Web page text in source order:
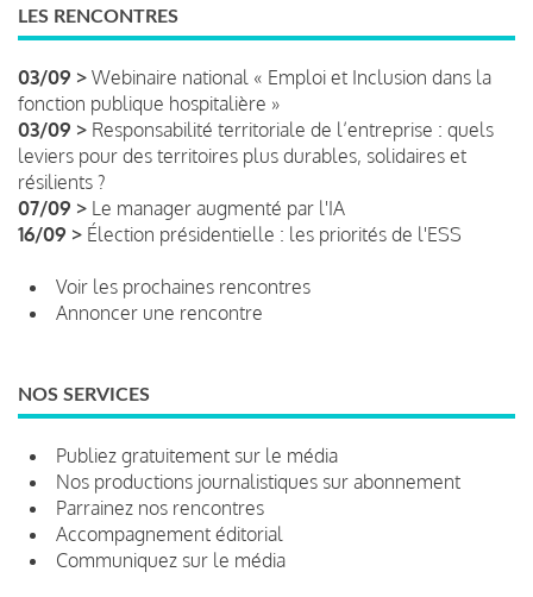
LES RENCONTRES
03/09 > Webinaire national « Emploi et Inclusion dans la
fonction publique hospitalière »
03/09 > Responsabilité territoriale de l’entreprise : quels
leviers pour des territoires plus durables, solidaires et
résilients ?
07/09 > Le manager augmenté par l'IA
16/09 > Élection présidentielle : les priorités de l'ESS
Voir les prochaines rencontres
Annoncer une rencontre
NOS SERVICES
Publiez gratuitement sur le média
Nos productions journalistiques sur abonnement
Parrainez nos rencontres
Accompagnement éditorial
Communiquez sur le média